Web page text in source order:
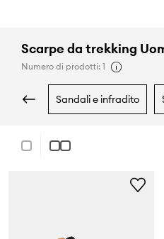
Scarpe da trekking
Numero di prodotti: 1
sandali e infradito